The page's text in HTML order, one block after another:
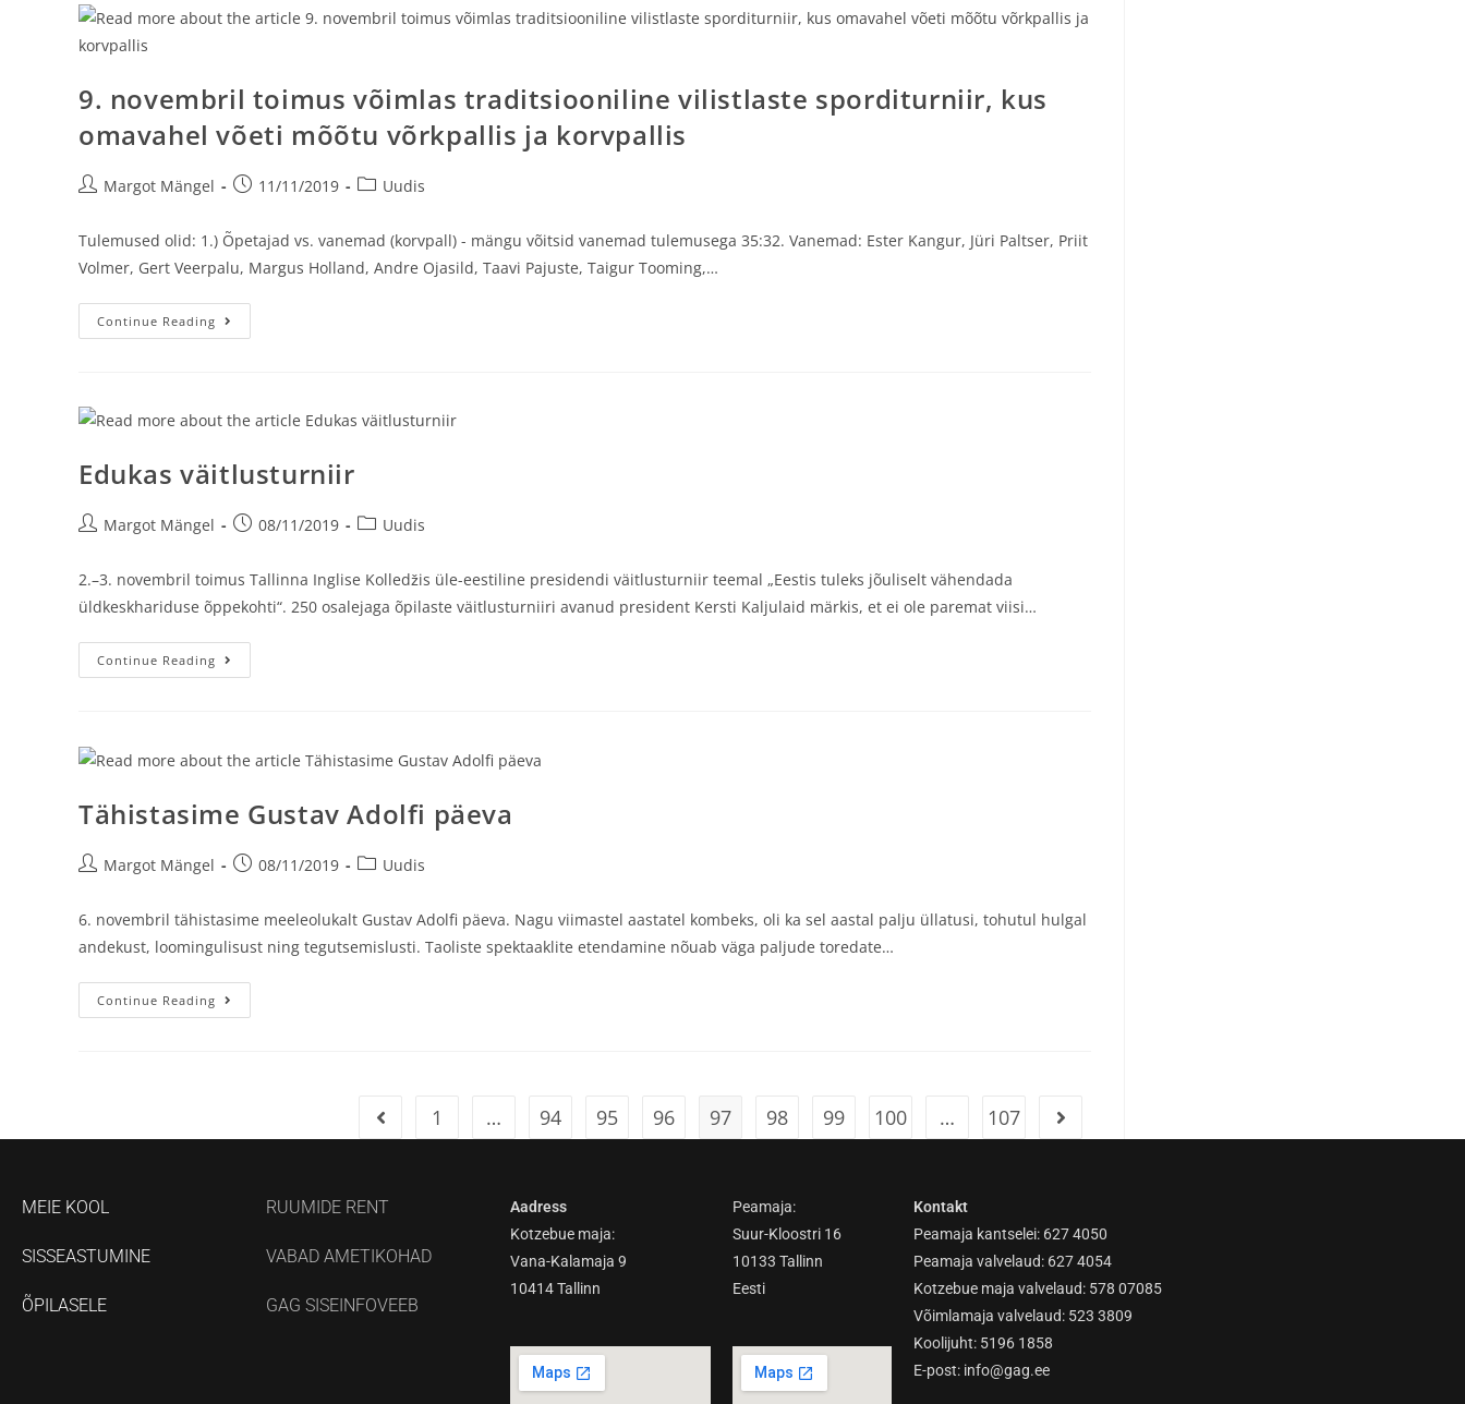
9. novembril toimus võimlas traditsiooniline vilistlaste sporditurniir, kus
omavahel võeti mõõtu võrkpallis ja korvpallis
Margot Mängel 11/11/2019 Uudis
Tulemused olid: 1.) Õpetajad vs. vanemad (korvpall) - mängu võitsid vanemad tulemusega 35:32. Vanemad: Ester Kangur, Jüri Paltser, Priit
Volmer, Gert Veerpalu, Margus Holland, Andre Ojasild, Taavi Pajuste, Taigur Tooming,…
Continue Reading
Edukas väitlusturniir
Margot Mängel 08/11/2019 Uudis
2.–3. novembril toimus Tallinna Inglise Kolledžis üle-eestiline presidendi väitlusturniir teemal „Eestis tuleks jõuliselt vähendada
üldkeskhariduse õppekohti“. 250 osalejaga õpilaste väitlusturniiri avanud president Kersti Kaljulaid märkis, et ei ole paremat viisi…
Continue Reading
Tähistasime Gustav Adolfi päeva
Margot Mängel 08/11/2019 Uudis
6. novembril tähistasime meeleolukalt Gustav Adolfi päeva. Nagu viimastel aastatel kombeks, oli ka sel aastal palju üllatusi, tohutul hulgal
andekust, loomingulisust ning tegutsemislusti. Taoliste spektaaklite etendamine nõuab väga paljude toredate…
Continue Reading
1 … 94 95 96 97 98 99 100 … 107
MEIE KOOL
SISSEASTUMINE
ÕPILASELE
RUUMIDE RENT
VABAD AMETIKOHAD
GAG SISEINFOVEEB
Aadress
Kotzebue maja:
Vana-Kalamaja 9
10414 Tallinn
Peamaja:
Suur-Kloostri 16
10133 Tallinn
Eesti
Kontakt
Peamaja kantselei: 627 4050
Peamaja valvelaud: 627 4054
Kotzebue maja valvelaud: 578 07085
Võimlamaja valvelaud: 523 3809
Koolijuht: 5196 1858
E-post: info@gag.ee